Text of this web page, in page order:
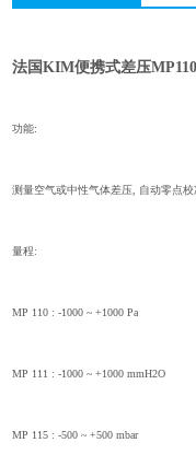
法国KIM便携式差压
功能:
测量空气或中性气体差压, 自动零点
量程:
MP 110 : -1000 ~ +1000 Pa
MP 111 : -1000 ~ +1000 mmH2O
MP 115 : -500 ~ +500 mbar